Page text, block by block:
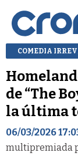
COMEDIA
de “The
la última
06/03/2026
multipremiada